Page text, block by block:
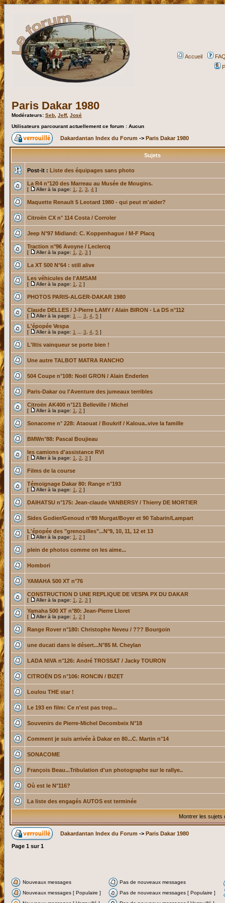
Accueil
Paris Dakar 1980
Modérateurs: Seb Jeff, José
Utilisateurs parcourant actuellement ce forum : Aucun
Dakardantan Index du Forum -> Paris Dakar 1980
Sujets
Post-it : Liste des équipages sans photo
La R4 n°120 des Marreau au Musée de Mougins.
[ Aller à la page: 1 2 3 4 ]
Maquette Renault 5 Leotard 1980 - qui peut m'aider?
Citroën CX n° 114 Costa / Corroler
Jeep N°97 Midland: C. Koppenhague / M-F Placq
Traction n°96 Avoyne / Leclercq
[ Aller à la page: 1 2 3 ]
La XT 500 N°64 : still alive
Les véhicules de l'AMSAM
[ Aller à la page: 1 2 ]
PHOTOS PARIS-ALGER-DAKAR 1980
Claude DELLES / J-Pierre LAMY / Alain BIRON - La DS n°112
[ Aller à la page: 1 3 4 5 ]
L'épopée Vespa
[ Aller à la page: 1 3 4 5 ]
L'Iltis vainqueur se porte bien !
Une autre TALBOT MATRA RANCHO
504 Coupe n°108: Noël GRON / Alain Enderlen
Paris-Dakar ou l'Aventure des jumeaux terribles
Citroën AK400 n°121 Belleville / Michel
[ Aller à la page: 1 2 ]
Sonacome n° 228: Ataouat / Boukrif / Kaloua..vive la famille
BMWn°88: Pascal Boujieau
les camions d'assistance RVI
[ Aller à la page: 1 2 3 ]
Films de la course
Témoignage Dakar 80: Range n°193
[ Aller à la page: 1 2 ]
DAIHATSU n°175: Jean-claude VANBERSY / Thierry DE MORTIER
Sides Godier/Genoud n°89 Murgat/Boyer et 90 Tabarin/Lampart
L'épopée des "grenouilles"...N°9, 10, 11, 12 et 13
[ Aller à la page: 1 2 ]
plein de photos comme on les aime...
Hombori
YAMAHA 500 XT n°76
CONSTRUCTION D UNE REPLIQUE DE VESPA PX DU DAKAR
[ Aller à la page: 1 2 3 ]
Yamaha 500 XT n°80: Jean-Pierre Lloret
[ Aller à la page: 1 2 ]
Range Rover n°180: Christophe Neveu / ??? Bourgoin
une ducati dans le désert...N°85 M. Cheylan
LADA NIVA n°126: André TROSSAT / Jacky TOURON
CITROËN DS n°106: RONCIN / BIZET
Loulou THE star !
Le 193 en film: Ce n'est pas trop...
Souvenirs de Pierre-Michel Decombeix N°18
Comment je suis arrivée à Dakar en 80...C. Martin n°14
SONACOME
François Beau...Tribulation d'un photographe sur le rallye..
Où est le N°116?
La liste des engagés AUTOS est terminée
Montrer les sujets
Dakardantan Index du Forum -> Paris Dakar 1980
Page 1 sur1
Nouveaux messages
Pas de nouveaux messages
Nouveaux messages [ Populaire ]
Pas de nouveaux messages [ Populaire ]